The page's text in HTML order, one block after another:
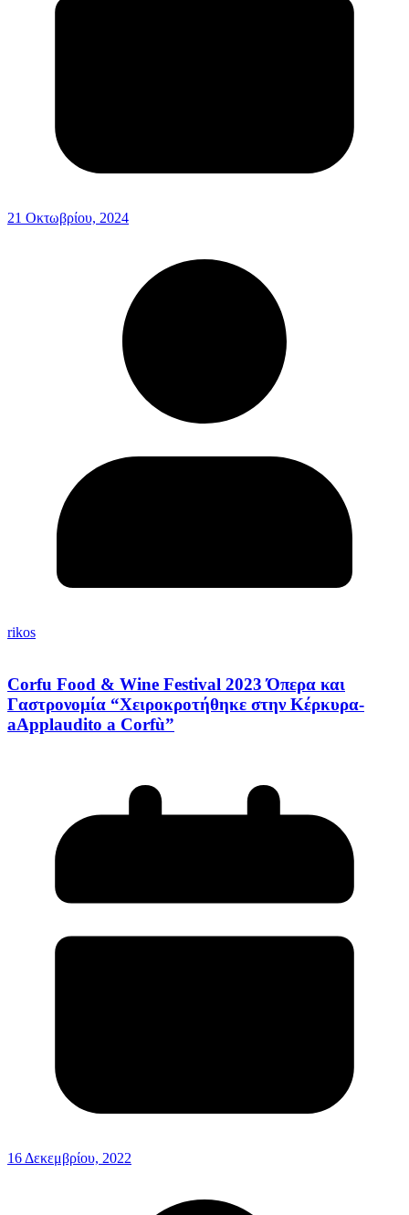
21 Οκτωβρίου, 2024
rikos
Corfu Food & Wine Festival 2023 Όπερα και
Γαστρονομία “Χειροκροτήθηκε στην Κέρκυρα-
aΑpplaudito a Corfù”
16 Δεκεμβρίου, 2022